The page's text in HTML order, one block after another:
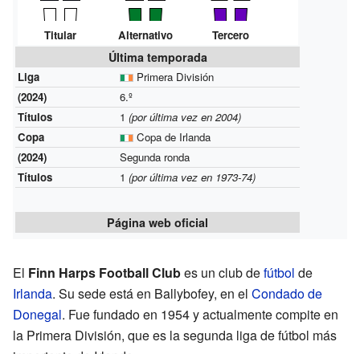
Titular Alternativo Tercero
Última temporada
Liga
Primera División
(2024)
6.º
Títulos
1 (por última vez en 2004)
Copa
Copa de Irlanda
(2024)
Segunda ronda
Títulos
1 (por última vez en 1973-74)
Página web oficial
El Finn Harps Football Clubes un club defútbol de
Irlanda. Su sede está en Ballybofey, en el Condado de
Donegal. Fue fundado en 1954 y actualmente compite en
la Primera División, que es la segunda liga de fútbol más